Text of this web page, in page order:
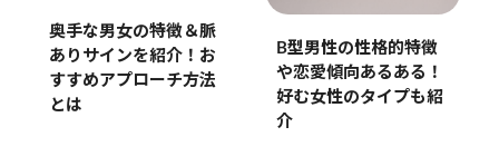
奥手な男女の特徴＆脈
ありサインを紹介！お
すすめアプローチ方法
とは
B型男性の性格的特徴
や恋愛傾向あるある！
好む女性のタイプも紹
介